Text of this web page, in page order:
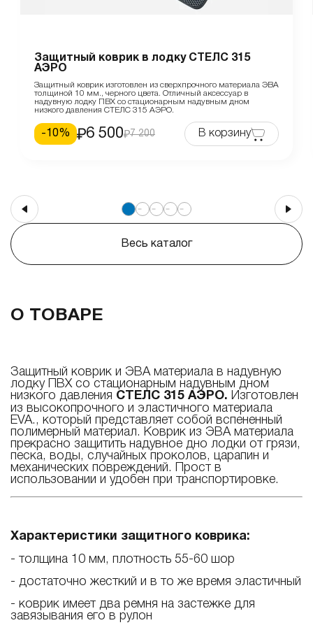
Защитный коврик в лодку СТЕЛС 315
АЭРО
Защитный коврик изготовлен из сверхпрочного материала ЭВА
толщиной 10 мм., черного цвета. Отличный аксессуар в
надувную лодку ПВХ со стационарным надувным дном
низкого давления СТЕЛС 315 АЭРО.
- 10% 6 500 7 200 В корзину
Весь каталог
О ТОВАРЕ
Защитный коврик и ЭВА материала в надувную
лодку ПВХ со стационарным надувным дном
низкого давления СТЕЛС 315 АЭРО. Изготовлен
из высокопрочного и эластичного материала
EVA., который представляет собой вспененный
полимерный материал. Коврик из ЭВА материала
прекрасно защитить надувное дно лодки от грязи,
песка, воды, случайных проколов, царапин и
механических повреждений. Прост в
использовании и удобен при транспортировке.
Характеристики защитного коврика:
- толщина 10 мм, плотность 55-60 шор
- достаточно жесткий и в то же время эластичный
- коврик имеет два ремня на застежке для
завязывания его в рулон